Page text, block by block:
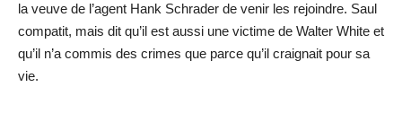
la veuve de l’agent Hank Schrader de venir les rejoindre. Saul
compatit, mais dit qu’il est aussi une victime de Walter White et
qu’il n’a commis des crimes que parce qu’il craignait pour sa
vie.